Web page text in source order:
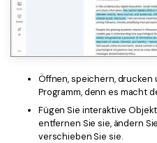
Öffnen, speichern, drucken
Programm, denn es macht
Fügen Sie interaktive
entfernen Sie sie, ändern
verschieben Sie sie.